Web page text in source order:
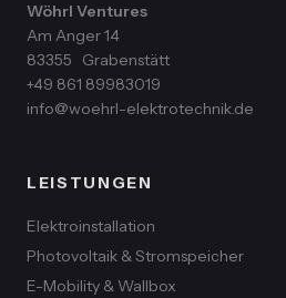
Wöhrl Ventures
Am Anger 14
83355
Grabenstätt
+49 861 89983019
info@woehrl-elektrotechnik.de
LEISTUNGEN
Elektroinstallation
Photovoltaik & Stromspeicher
E-Mobility & Wallbox